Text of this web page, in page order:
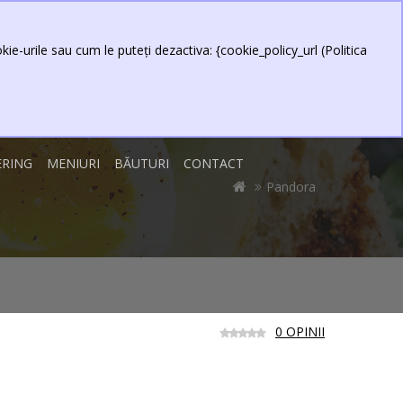
urile sau cum le puteți dezactiva: {cookie_policy_url (Politica
MENIURI BĂUTURI CONTACT
Pandora
0 OPINII